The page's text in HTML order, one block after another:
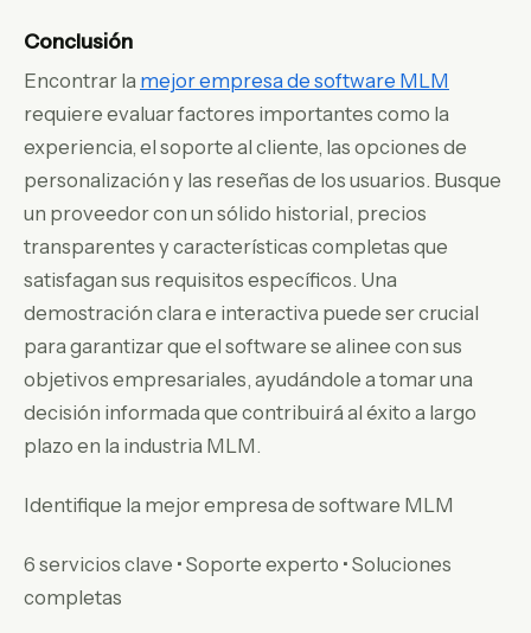
Conclusión
Encontrar la mejor empresa de software MLM
requiere evaluar factores importantes como la
experiencia, el soporte al cliente, las opciones de
personalización y las reseñas de los usuarios. Busque
un proveedor con un sólido historial, precios
transparentes y características completas que
satisfagan sus requisitos específicos. Una
demostración clara e interactiva puede ser crucial
para garantizar que el software se alinee con sus
objetivos empresariales, ayudándole a tomar una
decisión informada que contribuirá al éxito a largo
plazo en la industria MLM.
Identifique la mejor empresa de software MLM
6 servicios clave • Soporte experto • Soluciones
completas